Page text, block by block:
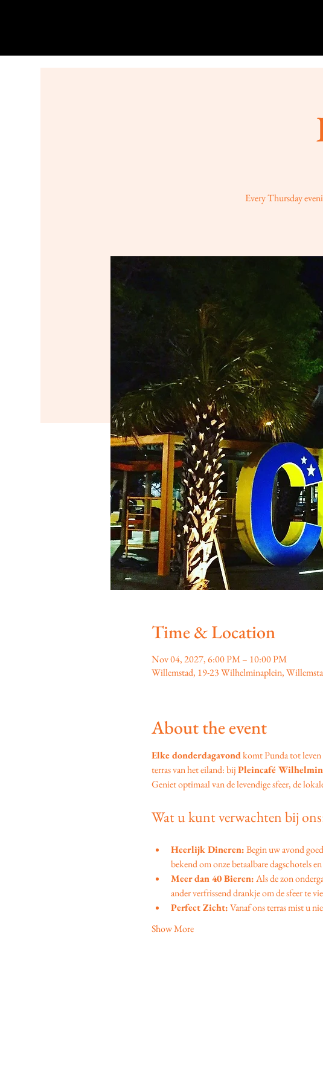
Every Thursday
Time & Location
Nov 04, 2027, 6:00 PM – 10:00 PM
Willemstad, 19-23 Wilhelminaplein,
About the event
Elke donderdagavond komt Punda tot leven
terras van het eiland: bij Pleincafé
Geniet optimaal van de levendige sfeer, de
Wat u kunt verwachten bij
Heerlijk Dineren: Begin uw avond
bekend om onze betaalbare dagschotels
Meer dan 40 Bieren: Als de zon
ander verfrissend drankje om de sfeer te
Perfect Zicht: Vanaf ons terras mist u
Show More